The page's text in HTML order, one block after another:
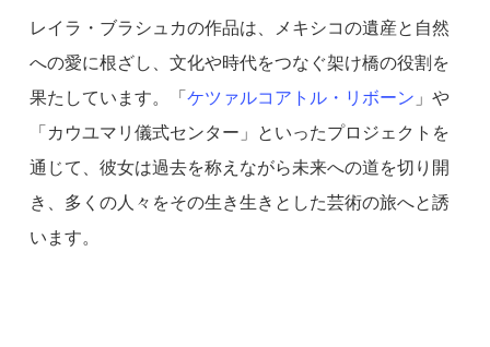
レイラ・ブラシュカの作品は、メキシコの遺産と自然
への愛に根ざし、文化や時代をつなぐ架け橋の役割を
果たしています。「ケツァルコアトル・リボーン 」や
「カウユマリ儀式センター」といったプロジェクトを
通じて、彼女は過去を称えながら未来への道を切り開
き、多くの人々をその生き生きとした芸術の旅へと誘
います。